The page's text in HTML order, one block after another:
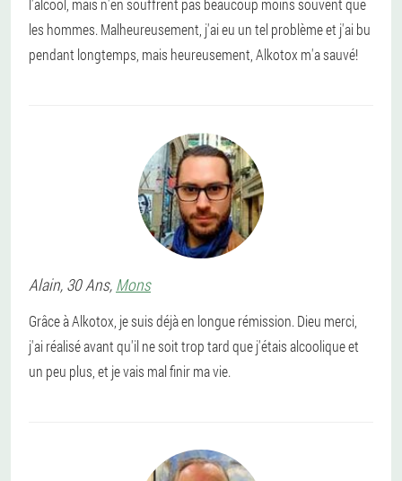
l'alcool, mais n'en souffrent pas beaucoup moins souvent que
les hommes. Malheureusement, j'ai eu un tel problème et j'ai bu
pendant longtemps, mais heureusement, Alkotox m'a sauvé!
Alain, 30 Ans, Mons
Grâce à Alkotox, je suis déjà en longue rémission. Dieu merci,
j'ai réalisé avant qu'il ne soit trop tard que j'étais alcoolique et
un peu plus, et je vais mal finir ma vie.